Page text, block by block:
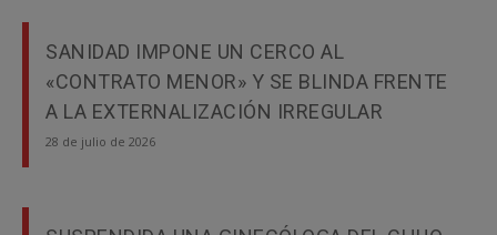
SANIDAD IMPONE UN CERCO AL
«CONTRATO MENOR» Y SE BLINDA FRENTE
A LA EXTERNALIZACIÓN IRREGULAR
28 de julio de 2026